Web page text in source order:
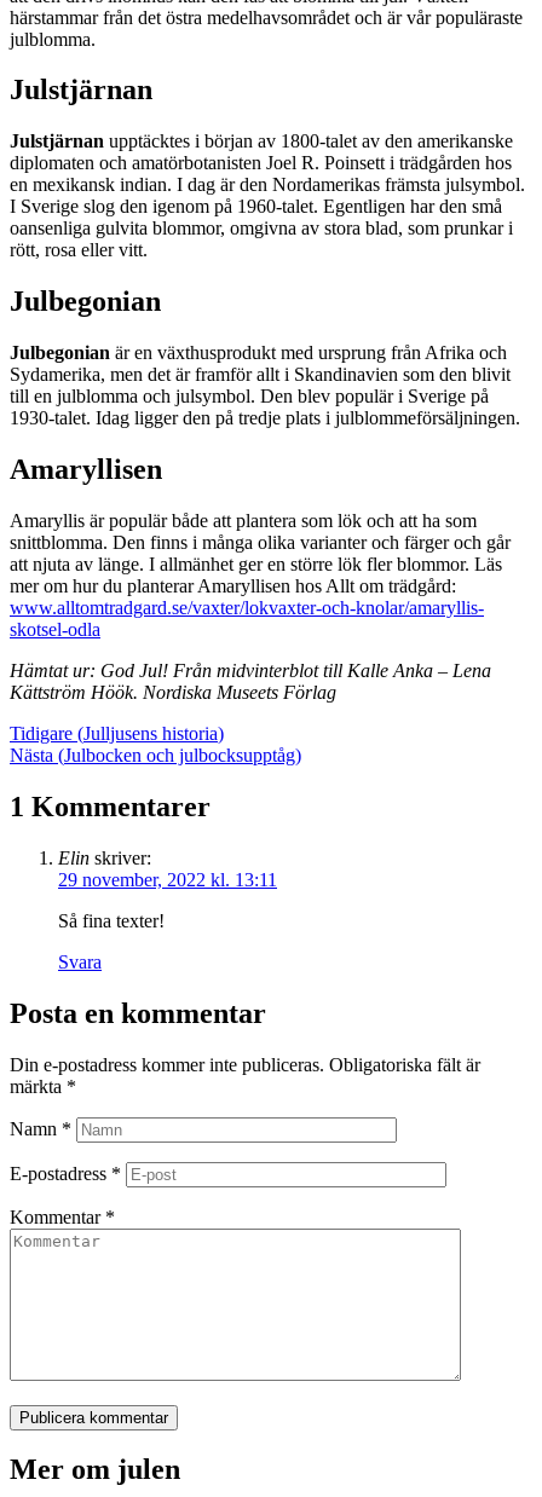
härstammar från det östra medelhavsområdet och är vår populäraste
julblomma.
Julstjärnan
Julstjärnan upptäcktes i början av 1800-talet av den amerikanske
diplomaten och amatörbotanisten Joel R. Poinsett i trädgården hos
en mexikansk indian. I dag är den Nordamerikas främsta julsymbol.
I Sverige slog den igenom på 1960-talet. Egentligen har den små
oansenliga gulvita blommor, omgivna av stora blad, som prunkar i
rött, rosa eller vitt.
Julbegonian
Julbegonian är en växthusprodukt med ursprung från Afrika och
Sydamerika, men det är framför allt i Skandinavien som den blivit
till en julblomma och julsymbol. Den blev populär i Sverige på
1930-talet. Idag ligger den på tredje plats i julblommeförsäljningen.
Amaryllisen
Amaryllis är populär både att plantera som lök och att ha som
snittblomma. Den finns i många olika varianter och färger och går
att njuta av länge. I allmänhet ger en större lök fler blommor. Läs
mer om hur du planterar Amaryllisen hos Allt om trädgård:
www.alltomtradgard.se/vaxter/lokvaxter-och-knolar/amaryllis-
skotsel-odla
Hämtat ur: God Jul! Från midvinterblot till Kalle Anka – Lena
Kättström Höök. Nordiska Museets Förlag
Tidigare (Julljusens historia)
Nästa (Julbocken och julbocksupptåg)
1 Kommentarer
Elin skriver:
29 november, 2022 kl. 13:11
Så fina texter!
Svara
Posta en kommentar
Din e-postadress kommer inte publiceras. Obligatoriska fält är
märkta *
Namn *
E-postadress *
Kommentar *
Publicera kommentar
Mer om julen